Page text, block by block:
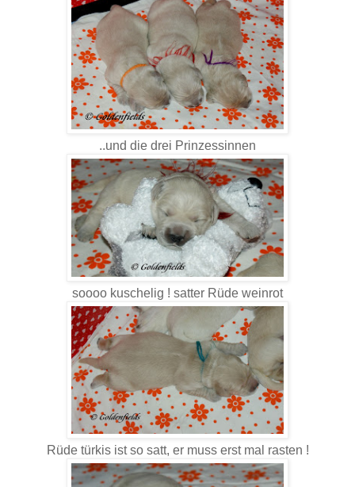
..und die drei Prinzessinnen
soooo kuschelig ! satter Rüde weinrot
Rüde türkis ist so satt, er muss erst mal rasten !